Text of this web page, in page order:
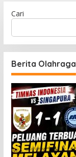
Cari
Berita Olahraga